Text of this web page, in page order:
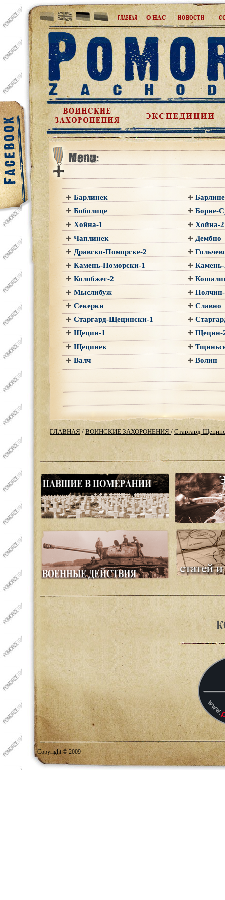
Барлинек
Боболице
Борне-
Хойна-1
Хойна-2
Чаплинек
Дембно
Дравско-Поморске-2
Камень-Поморски-1
Колобжег-2
Мыслибуж
Секерки
Славно
Старгард-Щецински-1
Щецин-1
Щецин-
Щецинек
Валч
Волин
ГЛАВНАЯ / ВОИНСКИЕ ЗАХОРОНЕНИЯ / Старгард-
Copyright © 2009